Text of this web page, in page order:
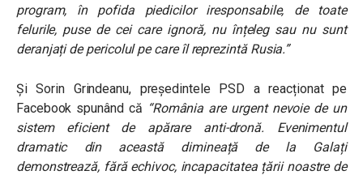
program, în pofida piedicilor iresponsabile, de toate
felurile, puse de cei care ignoră, nu înțeleg sau nu sunt
deranjați de pericolul pe care îl reprezintă Rusia.”
Și Sorin Grindeanu, președintele PSD a reacționat pe
Facebook spunând că “România are urgent nevoie de un
sistem eficient de apărare anti-dronă. Evenimentul
dramatic din această dimineață de la Galați
demonstrează, fără echivoc, incapacitatea țării noastre de